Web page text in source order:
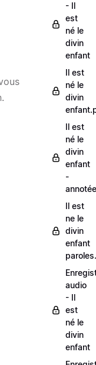
- Il
est
né le
divin
enfant
Il est
né le
divin
Il est
né le
divin
enfant
-
Il est
ne le
divin
enfant
audio
- Il
est
né le
divin
enfant